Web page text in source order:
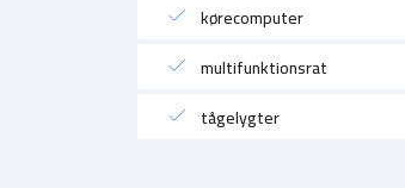
kørecomputer
multifunktionsrat
tågelygter